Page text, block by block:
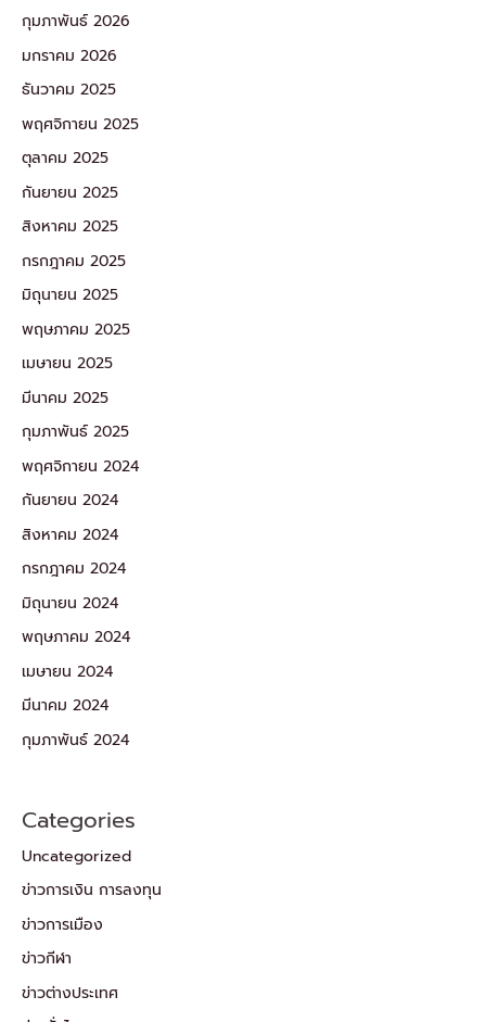
กุมภาพันธ์ 2026
มกราคม 2026
ธันวาคม 2025
พฤศจิกายน 2025
ตุลาคม 2025
กันยายน 2025
สิงหาคม 2025
กรกฎาคม 2025
มิถุนายน 2025
พฤษภาคม 2025
เมษายน 2025
มีนาคม 2025
กุมภาพันธ์ 2025
พฤศจิกายน 2024
กันยายน 2024
สิงหาคม 2024
กรกฎาคม 2024
มิถุนายน 2024
พฤษภาคม 2024
เมษายน 2024
มีนาคม 2024
กุมภาพันธ์ 2024
Categories
Uncategorized
ข่าวการเงิน การลงทุน
ข่าวการเมือง
ข่าวกีฬา
ข่าวต่างประเทศ